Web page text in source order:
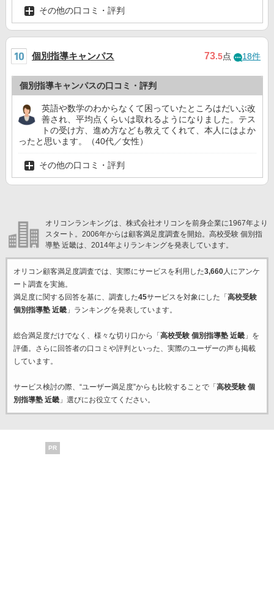
その他の口コミ・評判
個別指導キャンパス 73.5点 18件
個別指導キャンパスの口コミ・評判
英語や数学のわからなくて困っていたところはだいぶ改
善され、平均点くらいは取れるようになりました。テス
トの受け方、進め方なども教えてくれて、本人にはよか
ったと思います。（40代／女性）
その他の口コミ・評判
オリコンランキングは、株式会社オリコンを前身企業に1967年より
スタート。2006年からは顧客満足度調査を開始。高校受験 個別指
導塾 近畿は、2014年よりランキングを発表しています。
オリコン顧客満足度調査では、実際にサービスを利用した3,660人にアンケ
ート調査を実施。
満足度に関する回答を基に、調査した45サービスを対象にした「 高校受験
個別指導塾 近畿」ランキングを発表しています。
総合満足度だけでなく、様々な切り口から「 高校受験 個別指導塾 近畿」を
評価。さらに回答者の口コミや評判といった、実際のユーザーの声も掲載
しています。
サービス検討の際、“ユーザー満足度”からも比較することで「 高校受験 個
別指導塾 近畿」選びにお役立てください。
PR